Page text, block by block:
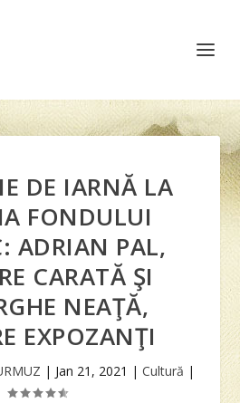
DE IARNĂ LA
FONDULUI
ADRIAN PAL,
CARATĂ ŞI
NEAŢĂ,
EXPOZANŢI
| Jan 21, 2021 | Cultură |